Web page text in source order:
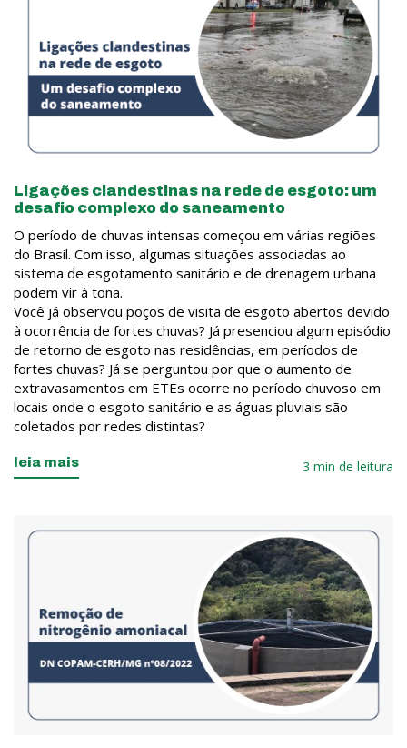
Ligações clandestinas na rede de esgoto: um
desafio complexo do saneamento
O período de chuvas intensas começou em várias regiões
do Brasil. Com isso, algumas situações associadas ao
sistema de esgotamento sanitário e de drenagem urbana
podem vir à tona.
Você já observou poços de visita de esgoto abertos devido
à ocorrência de fortes chuvas? Já presenciou algum episódio
de retorno de esgoto nas residências, em períodos de
fortes chuvas? Já se perguntou por que o aumento de
extravasamentos em ETEs ocorre no período chuvoso em
locais onde o esgoto sanitário e as águas pluviais são
coletados por redes distintas?
leia mais 3 min de leitura